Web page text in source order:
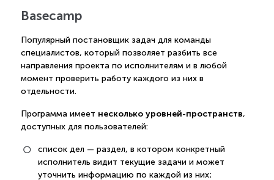
Basecamp
Популярный постановщик задач для команды
специалистов, который позволяет разбить все
направления проекта по исполнителям и в любой
момент проверить работу каждого из них в
отдельности.
Программа имеет несколько уровней-пространств,
доступных для пользователей:
список дел — раздел, в котором конкретный
исполнитель видит текущие задачи и может
уточнить информацию по каждой из них;